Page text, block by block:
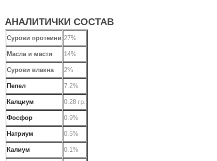
АНАЛИТИЧКИ СОСТАВ
Сурови протеини 27%
Масла и масти 14%
Сурови влакна 2%
Пепел 7.2%
Калциум 0.28 гр.
Фосфор 0.9%
Натриум 0.5%
Калиум 0.1%